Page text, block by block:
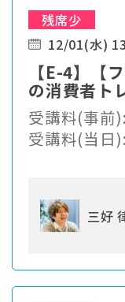
残席少
12/01(水)
【E-4】【
の消費者ト
戦略
受講料(事前
受講料(当日
三好